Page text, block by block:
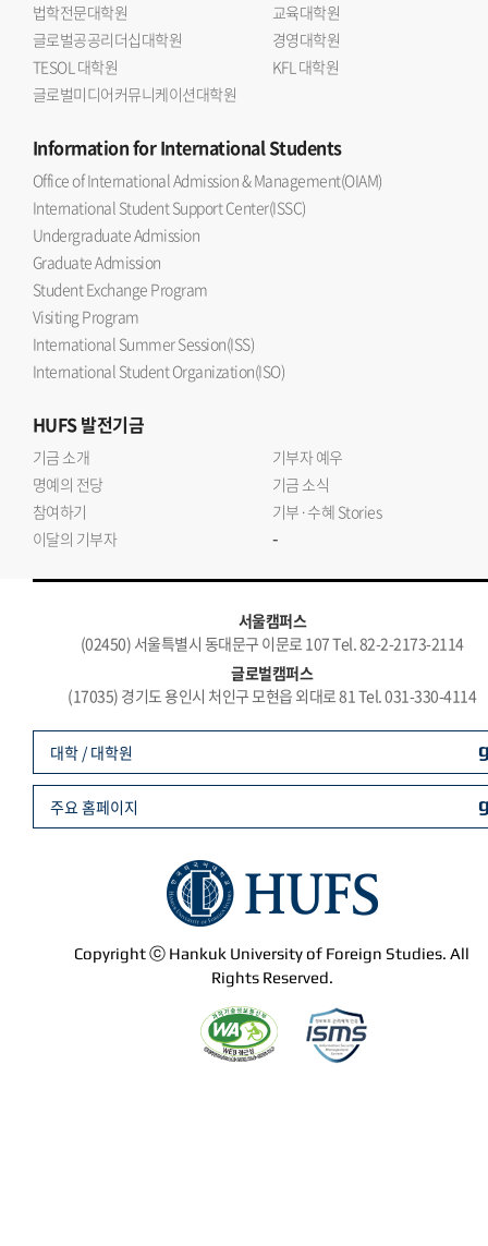
법학전문대학원
교육대학원
글로벌공공리더십대학원
경영대학원
TESOL 대학원
KFL 대학원
글로벌미디어커뮤니케이션대학원
Informationfor International Students
Office of International Admission & Management(OIAM)
International Student Support Center(ISSC)
Undergraduate Admission
Graduate Admission
Student Exchange Program
Visiting Program
International Summer Session(ISS)
International Student Organization(ISO)
HUFS발전기금
기금 소개
기부자 예우
명예의 전당
기금 소식
참여하기
기부·수혜 Stories
이달의 기부자
-
서울캠퍼스
(02450) 서울특별시 동대문구 이문로 107 Tel. 82-2-2173-2114
글로벌캠퍼스
(17035) 경기도 용인시 처인구 모현읍 외대로 81 Tel. 031-330-4114
Copyright ⓒ Hankuk University of Foreign Studies. All
Rights Reserved.
대학 / 대학원
주요 홈페이지